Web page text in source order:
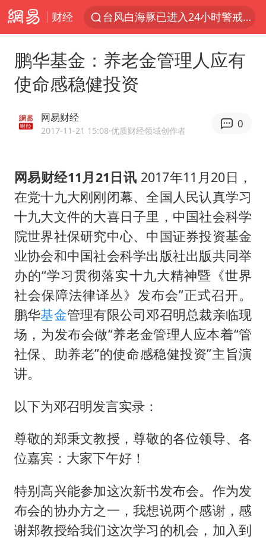
财经
台风白海豚已进入24小时警戒线
全球首个长时储能一体化产业园量产
胜宏科技：股票交易异常波动
美股存储板块集体大跌
U17国足点球大战淘汰河床晋级决赛
“今天得有40℃了吧 为啥还不预警”
名创优品回应女子吐槽内裤质量差
欧阳娜娜窦靖童好搭
中国女篮70-67险胜尼日利亚女篮
“新疆阿勒泰八月能滑雪”不实
国防部：坚决反制任何闹海挑衅图谋
夯实基础开新局
鹏华基金：养老金管理人应有
使命感稳健投资
网易财经
2017-11-21 15:08·优质财经领域创作者
0
网易财经11月21日讯 2017年11月20日，
在党十九大刚刚闭幕、全国人民认真学习
十九大文件的大喜日子里，中国社会科学
院世界社保研究中心、中国证券投资基金
业协会和中国社会科学出版社出版共同举
办的“学习贯彻落实十九大精神暨《世界
社会保障法律译丛》发布会”正式召开。
鹏华基金管理有限公司邓召明总裁亲临现
场，为发布会做“养老金管理人应本着“管
社保、助养老”的使命感稳健投资”主旨演
讲。
以下为邓召明发言实录：
尊敬的郑秉文教授，尊敬的各位领导、各
位嘉宾：大家下午好！
特别高兴能参加这次新书发布会。作为发
布会的协办方之一，我想说两个感谢，感
谢郑教授给我们这次学习的机会，加入到